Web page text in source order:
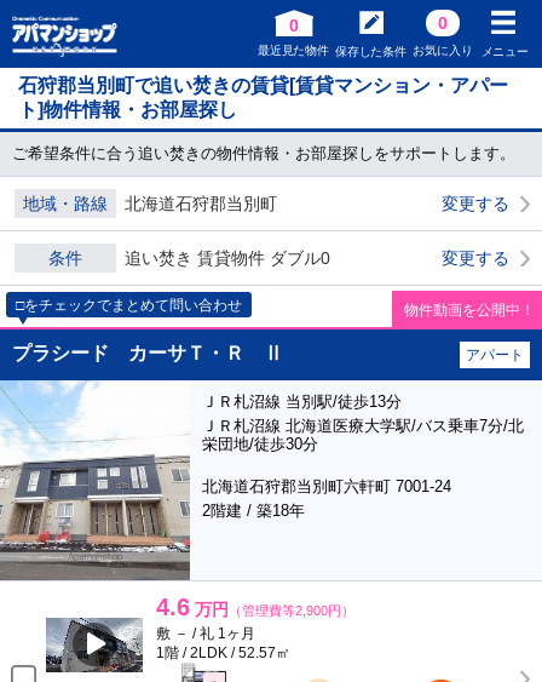
0
最近見た物件 保存した条件
0
お気に入り メニュー
石狩郡当別町で追い焚きの賃貸[賃貸マンション・アパー
ト]物件情報・お部屋探し
ご希望条件に合う追い焚きの物件情報・お部屋探しをサポートします。
地域・路線 北海道石狩郡当別町 変更する
条件 追い焚き 賃貸物件 ダブル0 変更する
□をチェックでまとめて問い合わせ 物件動画を公開中！
プラシード カーサＴ・Ｒ Ⅱ アパート
ＪＲ札沼線 当別駅/徒歩13分
ＪＲ札沼線 北海道医療大学駅/バス乗車7分/北
栄団地/徒歩30分
北海道石狩郡当別町六軒町 7001-24
2階建 / 築18年
4.6 万円 （管理費等2,900円）
敷 － / 礼 1ヶ月
1階 / 2LDK / 52.57㎡